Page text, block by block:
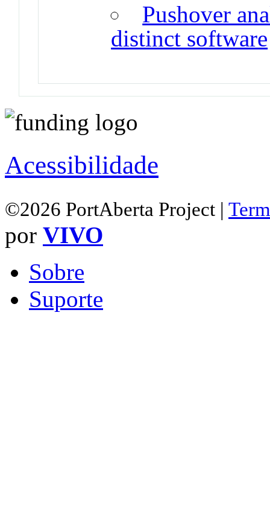
Pushover
distinct software
Acessibilidade
©2026 PortAberta Project |
por VIVO
Sobre
Suporte